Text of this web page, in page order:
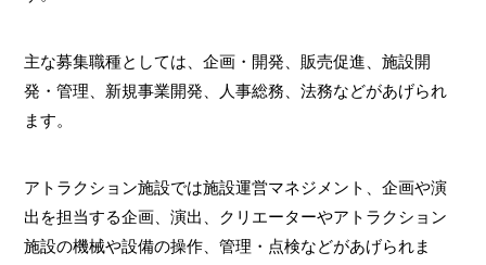
主な募集職種としては、企画・開発、販売促進、施設開
発・管理、新規事業開発、人事総務、法務などがあげられ
ます。
アトラクション施設では施設運営マネジメント、企画や演
出を担当する企画、演出、クリエーターやアトラクション
施設の機械や設備の操作、管理・点検などがあげられま